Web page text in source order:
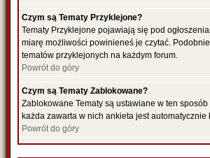
Czym są Tematy Przyklejone?
Tematy Przyklejone pojawiają się pod
miarę możliwości powinieneś je czytać.
tematów przyklejonych na każdym forum.
Powrót do góry
Czym są Tematy Zablokowane?
Zablokowane Tematy są ustawiane w ten
każda zawarta w nich ankieta jest
Powrót do góry